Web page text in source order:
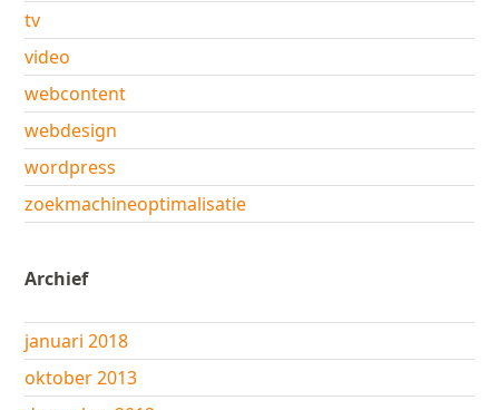
tv
video
webcontent
webdesign
wordpress
zoekmachineoptimalisatie
Archief
januari 2018
oktober 2013